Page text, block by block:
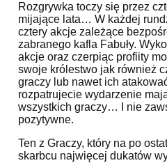
Rozgrywka toczy się przez
mijające lata… W każdej
cztery akcje zależące
zabranego kafla Fabuły.
akcje oraz czerpiąc profiity
swoje królestwo jak również
graczy lub nawet ich
rozpatrujecie wydarzenie
wszystkich graczy… I nie
pozytywne.
Ten z Graczy, który na po
skarbcu najwięcej dukatów